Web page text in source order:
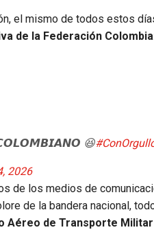
el mismo de todos estos
de la Federación
😆
2026
de los medios de
de la bandera nacional,
Aéreo de Transporte Militar